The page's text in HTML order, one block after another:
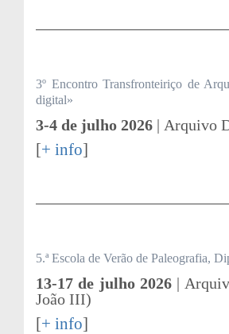
3º Encontro Transfronteiriço de
digital»
3-4 de julho 2026 | Arquivo
[+ info]
5.ª Escola de Verão de Paleografia,
13-17 de julho 2026 |
João III)
[+ info]